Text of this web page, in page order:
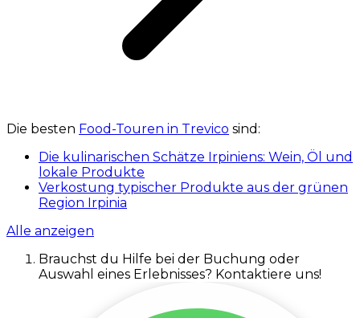
Die besten Food-Touren in Trevico sind:
Die kulinarischen Schätze Irpiniens: Wein, Öl und
lokale Produkte
Verkostung typischer Produkte aus der grünen
Region Irpinia
Alle anzeigen
Brauchst du Hilfe bei der Buchung oder
Auswahl eines Erlebnisses? Kontaktiere uns!